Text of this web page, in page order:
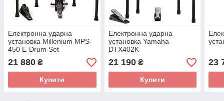
Електронна ударна
установка Millenium MPS-
450 E-Drum Set
21 880 ₴
Купити
Електронна ударна
установка Yamaha
DTX402K
21 190₴
Купити
23